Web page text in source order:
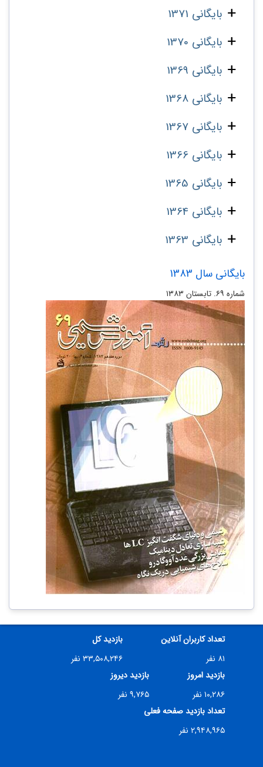
بایگانی 1371
بایگانی 1370
بایگانی 1369
بایگانی 1368
بایگانی 1367
بایگانی 1366
بایگانی 1365
بایگانی 1364
بایگانی 1363
بایگانی سال 1383
شماره ۶۹. تابستان ۱۳۸۳
تعداد کاربران آنلاین
۸۱ نفر
بازدید کل
۳۳,۵۰۸,۲۴۶ نفر
بازدید امروز
۱۰,۲۸۶ نفر
بازدید دیروز
۹,۷۶۵ نفر
تعداد بازدید صفحه فعلی
۲,۹۴۸,۹۶۵ نفر